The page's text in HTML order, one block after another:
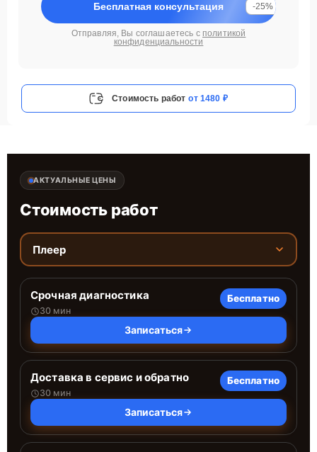
Бесплатная консультация -25%
Отправляя, Вы соглашаетесь с политикой
конфиденциальности
Стоимость работ от 1480 ₽
АКТУАЛЬНЫЕ ЦЕНЫ
Стоимость работ
Плеер
Срочная диагностика
30 мин
Бесплатно
Записаться
Доставка в сервис и обратно
30 мин
Бесплатно
Записаться